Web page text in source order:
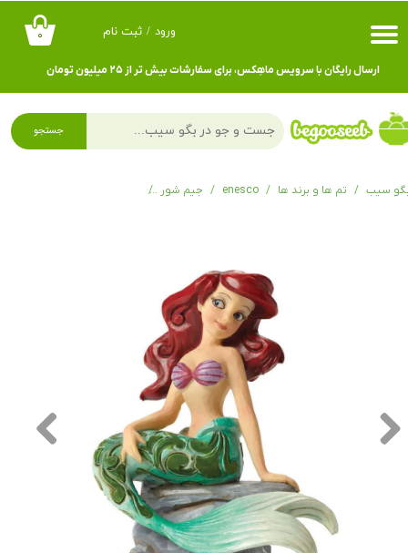
۰ ورود / ثبت نام
حساب کاربری من
تغییر گذر واژه
سفارشات
ارسال رایگان با سرویس ماهِکس، برای سفارشات بیش تر از ۲۵ میلیون تومان
جستجو
سیب تم ها و برند ها enesco جیم شور